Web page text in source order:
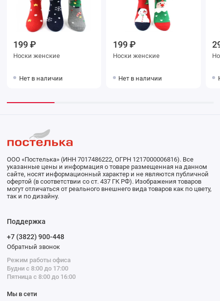
199 ₽
Носки женские
Нет в наличии
199 ₽
Носки женские
Нет в наличии
ООО «Постелька» (ИНН 7017486222, ОГРН 1217000006816). Все
указанные цены и информация о товаре размещенная на данном
сайте, носят информационный характер и не являются публичной
офертой (в соответствии со ст. 437 ГК РФ). Изображения товаров
могут отличаться от реального внешнего вида товаров как по цвету,
так и по дизайну.
Поддержка
+7 (3822) 900-448
Обратный звонок
Режим работы офиса
Будни с 8:00 до 17:00
Пятница с 8:00 до 16:00
Мы в сети